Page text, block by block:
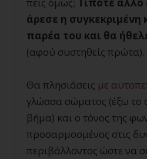
πεις όμως; Τίποτε άλλο
άρεσε η
παρέα του και θα
(αφού συστηθείς πρώτα).
Θα πλησιάσεις με
γλώσσα σώματος (έξω το
βήμα) και ο τόνος της
προσαρμοσμένος στις
περιβάλλοντος ώστε να